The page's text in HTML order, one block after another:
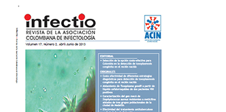
Barra
lateral
del
artículo